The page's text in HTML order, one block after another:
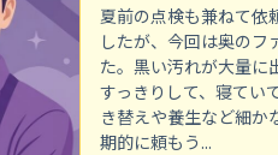
夏前の点検も兼ねて依
したが、今回は奥のフ
た。黒い汚れが大量に
すっきりして、寝てい
き替えや養生など細か
期的に頼もう...